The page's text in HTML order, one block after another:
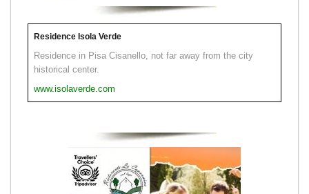
Residence Isola Verde
Residence in Pisa Cisanello, not far away from the city
historical center.
www.isolaverde.com